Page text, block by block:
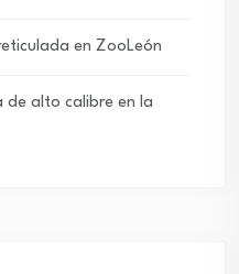
en ZooLeón
de alto calibre en la